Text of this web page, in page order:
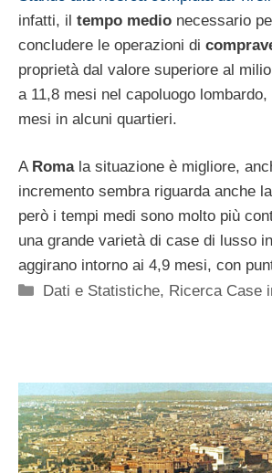
infatti, il tempo medio necessario
concludere le operazioni di
proprietà dal valore superiore al
a 11,8 mesi nel capoluogo
mesi in alcuni quartieri.
A Roma la situazione è migliore,
incremento sembra riguarda anche
però i tempi medi sono molto più
una grande varietà di case di lusso
aggirano intorno ai 4,9 mesi, con
Categorie
Dati e Statistiche, Ricerca Case